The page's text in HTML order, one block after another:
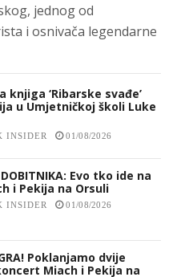
jednog od
i osnivača legendarne
knjiga ‘Ribarske svađe’
u Umjetničkoj školi Luke
INSIDER 01/08/2026
DOBITNIKA: Evo tko ide na
i Pekija na Orsuli
INSIDER 01/08/2026
Poklanjamo dvije
Miach i Pekija na